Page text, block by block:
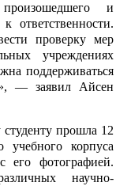
произошедшего и
ответственности.
проверку мер
учреждениях
поддерживаться
— заявил Айсен
прошла 12
учебного корпуса
фотографией.
научно-